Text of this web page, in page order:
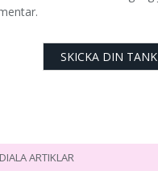
ARTIKLAR